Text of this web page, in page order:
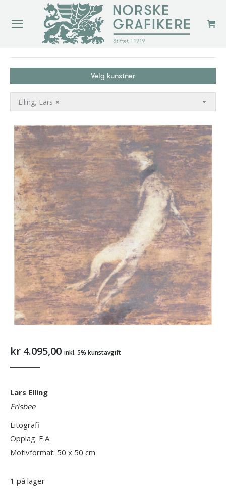
Velg kunstner
×
Elling, Lars
kr 4.095,00 inkl. 5% kunstavgift
Lars Elling
Frisbee
Litografi
Opplag: E.A.
Motivformat: 50 x 50 cm
1 på lager